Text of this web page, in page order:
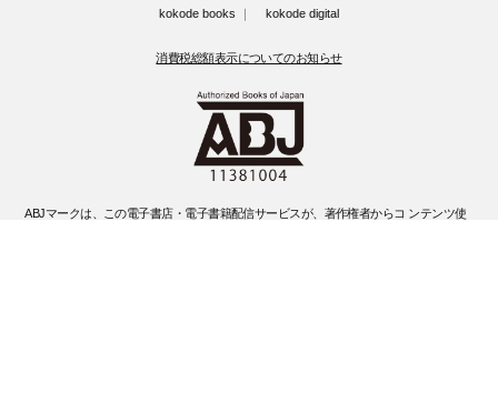
kokode books kokode digital
消費税総額表示についてのお知らせ
ABJマークは、この電子書店・電子書籍配信サービスが、著作権者からコ ンテンツ使